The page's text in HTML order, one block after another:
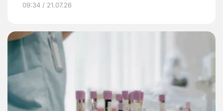
09:34 / 21.07.26